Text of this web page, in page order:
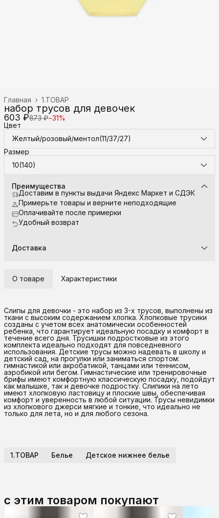
1.ТОВАР
Главная ›
набор трусов для девочек
603 ₽873 ₽−31%
Цвет
Желтый/розовый/ментол(11/37/27)
Размер
10(140)
Преимущества
Доставим в пункты выдачи Яндекс Маркет и СДЭК
Примерьте товары и верните неподходящие
Оплачивайте после примерки
Удобный возврат
Доставка
О товаре Характеристики
Слипы для девочки - это набор из 3-х трусов, выполнены из
ткани с высоким содержанием хлопка. Хлопковые трусики
созданы с учетом всех анатомически особенностей
ребенка, что гарантирует идеальную посадку и комфорт в
течение всего дня. Трусишки подростковые из этого
комплекта идеально подходят для повседневного
использования. Детские трусы можно надевать в школу и
детский сад, на прогулки или заниматься спортом:
гимнастикой или акробатикой, танцами или теннисом,
аэробикой или бегом. Гимнастические или тренировочные
брифы имеют комфортную классическую посадку, подойдут
как малышке, так и девочке подростку. Слипики на лето
имеют хлопковую ластовицу и плоские швы, обеспечивая
комфорт и уверенность в любой ситуации. Трусы невидимки
из хлопкового джерси мягкие и тонкие, что идеально не
только для лета, но и для любого сезона.
1.ТОВАР Белье Детское нижнее белье
с этим товаром покупают